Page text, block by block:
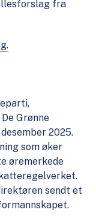
fra
Grønne
2025.
som øker
øremerkede
sendt et